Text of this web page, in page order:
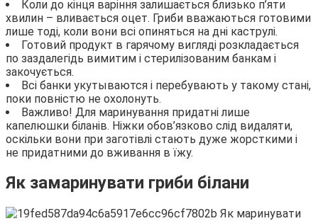
Коли до кінця варіння залишається близько п’яти
хвилин – вливається оцет. Гриби вважаються готовими
лише тоді, коли вони всі опиняться на дні каструлі.
Готовий продукт в гарячому вигляді розкладається
по заздалегідь вимитим і стерилізованим банкам і
закочується.
Всі банки укутываются і перебувають у такому стані,
поки повністю не охолонуть.
Важливо! Для маринування придатні лише
капелюшки біланів. Ніжки обов’язково слід видаляти,
оскільки вони при заготівлі стають дуже жорсткими і
не придатними до вживання в їжу.
Як замаринувати гриби білани